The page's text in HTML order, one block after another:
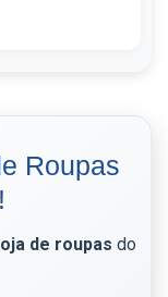
Roupas
de roupas do